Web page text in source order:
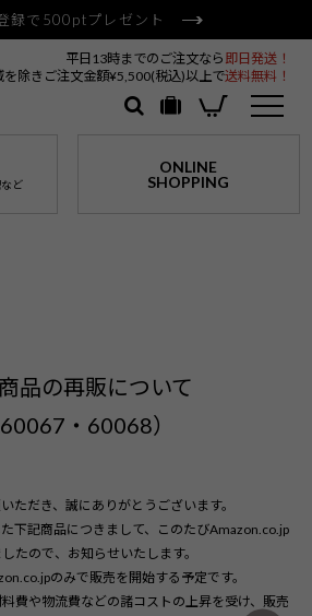
録で500ptプレゼント
平日13時までのご注文なら 即日発送！
を除きご注文金額¥5,500(税込)以上で送料無料！
ど
ONLINE
SHOPPING
品の再販について
・60068）
ただき、誠にありがとうございます。
下記商品につきまして、このたびAmazon.co.jp
たので、お知らせいたします。
のみで販売を開始する予定です。
費や物流費などの諸コストの上昇を受け、販売